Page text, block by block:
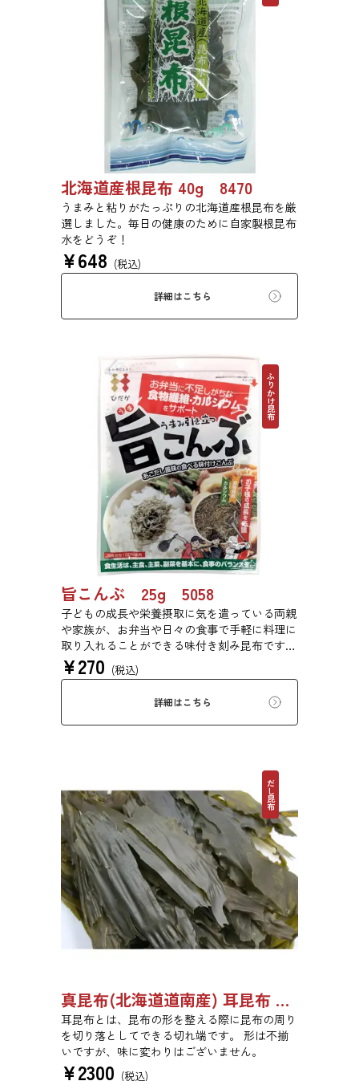
北海道産根昆布 40g 8470
うまみと粘りがたっぷりの北海道産根昆布を厳
選しました。毎日の健康のために自家製根昆布
水をどうぞ！
¥648 (税込)
詳細はこちら
ふりかけ昆布
旨こんぶ 25g 5058
子どもの成長や栄養摂取に気を遣っている両親
や家族が、お弁当や日々の食事で手軽に料理に
取り入れることができる味付き刻み昆布です。
程良い塩味と旨味のバランスを追求しました。
塩味を抑えながら、旨味を引き立てる「あごだ
¥270 (税込)
詳細はこちら
だし昆布
真昆布(北海道道南産) 耳昆布 漬物用 500g 【●受注生産品】03070033
耳昆布とは、昆布の形を整える際に昆布の周り
を切り落としてできる切れ端です。 形は不揃
いですが、味に変わりはございません。
¥2300 (税込)